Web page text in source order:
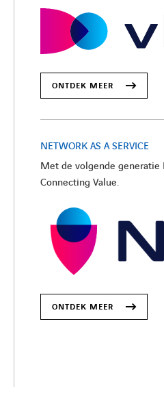
ONTDEK MEER
NETWORK AS A SERVICE
Met de volgende generatie
Connecting Value.
ONTDEK MEER